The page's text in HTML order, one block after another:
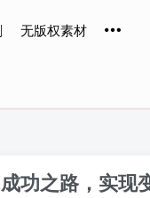
无版权素材
功之路，实现